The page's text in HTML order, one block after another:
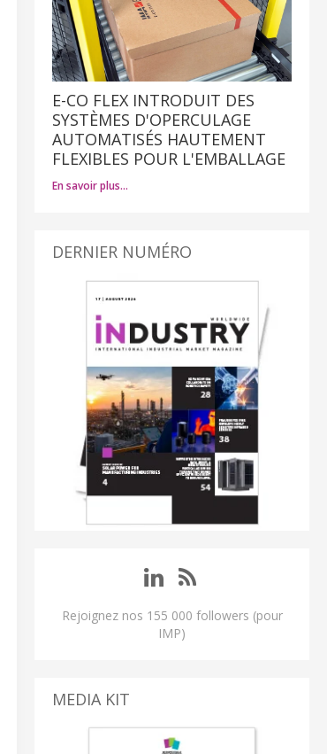
E-CO FLEX INTRODUIT DES
SYSTÈMES D'OPERCULAGE
AUTOMATISÉS HAUTEMENT
FLEXIBLES POUR L'EMBALLAGE
En savoir plus…
DERNIER NUMÉRO
Rejoignez nos 155 000 followers (pour
IMP)
MEDIA KIT